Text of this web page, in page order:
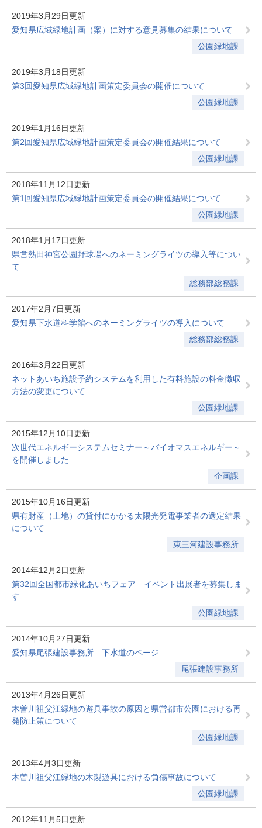
2019年3月29日更新
愛知県広域緑地計画（案）に対する意見募集の結果について
公園緑地課
2019年3月18日更新
第3回愛知県広域緑地計画策定委員会の開催について
公園緑地課
2019年1月16日更新
第2回愛知県広域緑地計画策定委員会の開催結果について
公園緑地課
2018年11月12日更新
第1回愛知県広域緑地計画策定委員会の開催結果について
公園緑地課
2018年1月17日更新
県営熱田神宮公園野球場へのネーミングライツの導入等につい
て
総務部総務課
2017年2月7日更新
愛知県下水道科学館へのネーミングライツの導入について
総務部総務課
2016年3月22日更新
ネットあいち施設予約システムを利用した有料施設の料金徴収
方法の変更について
公園緑地課
2015年12月10日更新
次世代エネルギーシステムセミナー～バイオマスエネルギー～
を開催しました
企画課
2015年10月16日更新
県有財産（土地）の貸付にかかる太陽光発電事業者の選定結果
について
東三河建設事務所
2014年12月2日更新
第32回全国都市緑化あいちフェア イベント出展者を募集しま
す
公園緑地課
2014年10月27日更新
愛知県尾張建設事務所 下水道のページ
尾張建設事務所
2013年4月26日更新
木曽川祖父江緑地の遊具事故の原因と県営都市公園における再
発防止策について
公園緑地課
2013年4月3日更新
木曽川祖父江緑地の木製遊具における負傷事故について
公園緑地課
2012年11月5日更新